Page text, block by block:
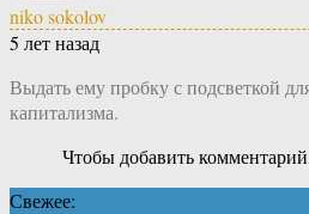
niko sokolov
5 лет назад
Выдать ему пробку с подсветкой
капитализма.
Чтобы добавить
Свежее: